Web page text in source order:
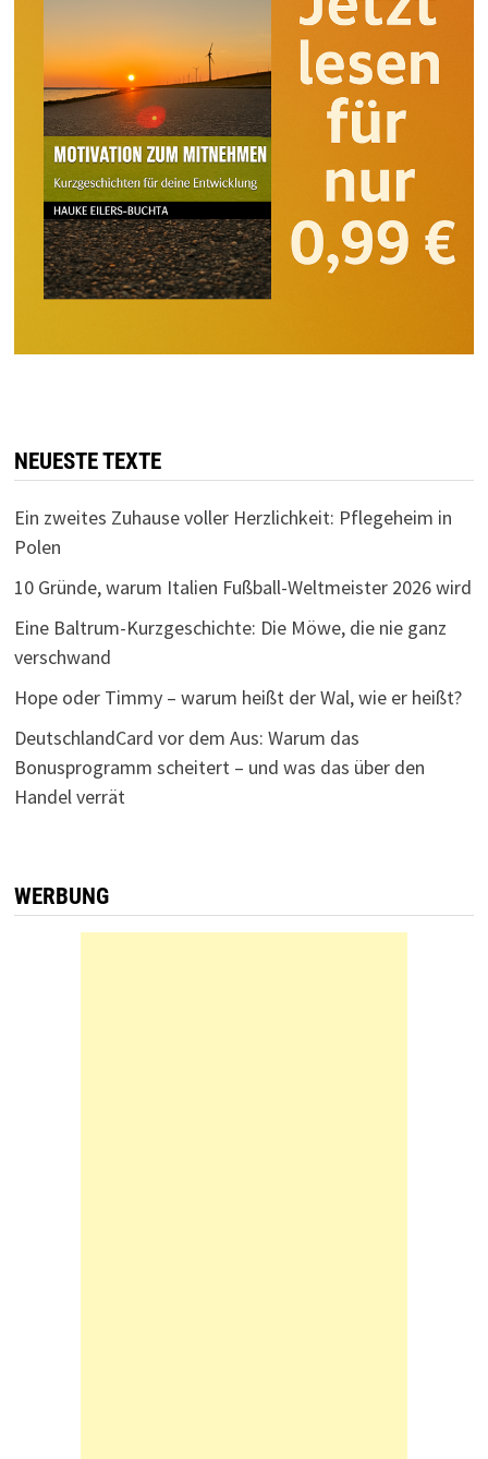
NEUESTE TEXTE
Ein zweites Zuhause voller Herzlichkeit: Pflegeheim in
Polen
10 Gründe, warum Italien Fußball-Weltmeister 2026 wird
Eine Baltrum-Kurzgeschichte: Die Möwe, die nie ganz
verschwand
Hope oder Timmy – warum heißt der Wal, wie er heißt?
DeutschlandCard vor dem Aus: Warum das
Bonusprogramm scheitert – und was das über den
Handel verrät
WERBUNG